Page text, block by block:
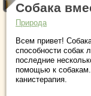
Собака
Природа
Всем привет!
способности собак
последние
помощью к
канистерапия.